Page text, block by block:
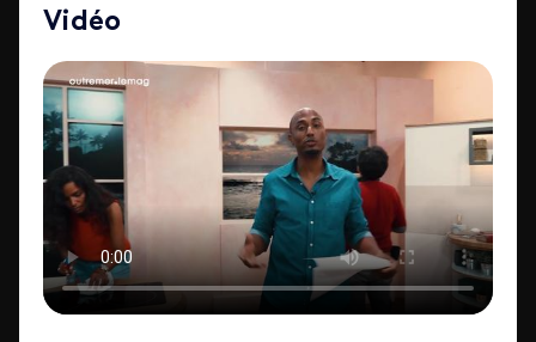
Vidéo
ID de la video FTV Preview